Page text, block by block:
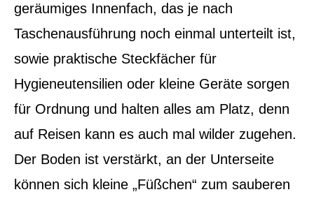
geräumiges Innenfach, das je nach
Taschenausführung noch einmal unterteilt ist,
sowie praktische Steckfächer für
Hygieneutensilien oder kleine Geräte sorgen
für Ordnung und halten alles am Platz, denn
auf Reisen kann es auch mal wilder zugehen.
Der Boden ist verstärkt, an der Unterseite
können sich kleine „Füßchen“ zum sauberen